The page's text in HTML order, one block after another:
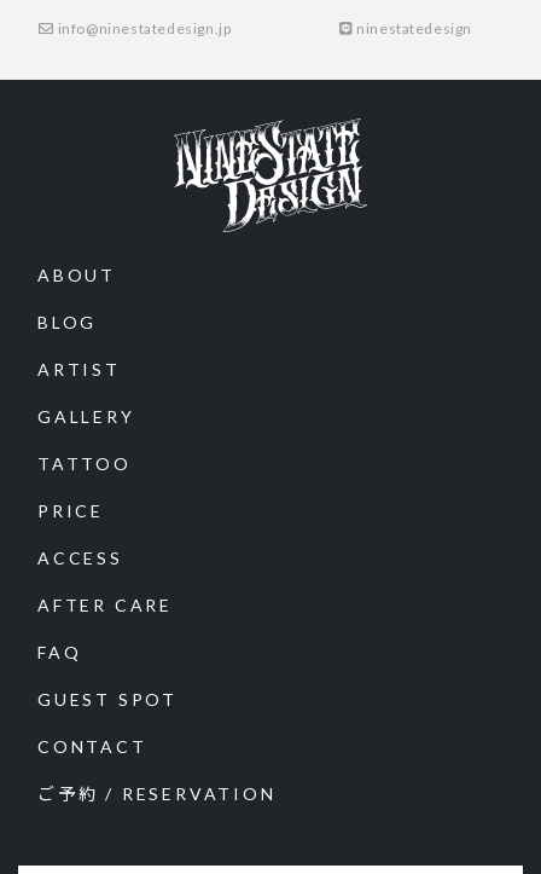
info@ninestatedesign.jp ninestatedesign
ABOUT
BLOG
ARTIST
GALLERY
TATTOO
PRICE
ACCESS
AFTER CARE
FAQ
GUEST SPOT
CONTACT
ご予約 / RESERVATION